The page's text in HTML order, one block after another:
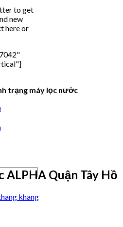
to get
new
here or
trạng máy lọc nước
ALPHA Quận Tây Hồ
khang